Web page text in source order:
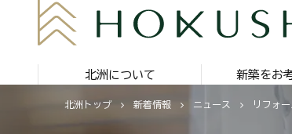
北洲について 新築をお
北洲トップ 新着情報 ニュース リフォ